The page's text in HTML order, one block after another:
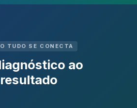
TUDO SE CONECTA
ao
resultado